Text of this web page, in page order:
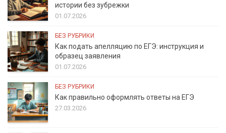
истории без зубрежки
01.07.2026
БЕЗ РУБРИКИ
Как подать апелляцию по ЕГЭ: инструкция и
образец заявления
01.07.2026
БЕЗ РУБРИКИ
Как правильно оформлять ответы на ЕГЭ
27.03.2026